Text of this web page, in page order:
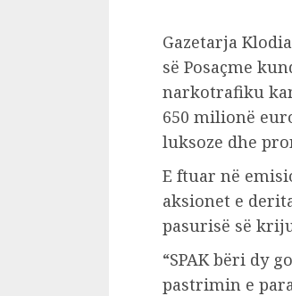
Gazetarja
së Posaçme
narkotrafiku
650 milionë
luksoze dhe
E ftuar në
aksionet e
pasurisë së
“SPAK bëri dy
pastrimin e